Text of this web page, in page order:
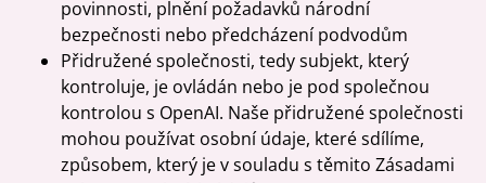
povinnosti, plnění požadavků národní
bezpečnosti nebo předcházení podvodům
Přidružené společnosti, tedy subjekt, který
kontroluje, je ovládán nebo je pod společnou
kontrolou s OpenAI. Naše přidružené společnosti
mohou používat osobní údaje, které sdílíme,
způsobem, který je v souladu s těmito Zásadami